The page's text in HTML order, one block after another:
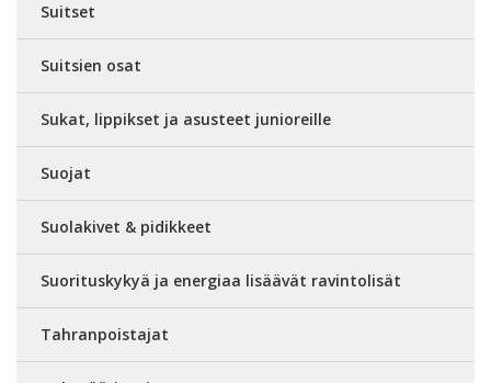
Suitset
Suitsien osat
Sukat, lippikset ja asusteet junioreille
Suojat
Suolakivet & pidikkeet
Suorituskykyä ja energiaa lisäävät ravintolisät
Tahranpoistajat